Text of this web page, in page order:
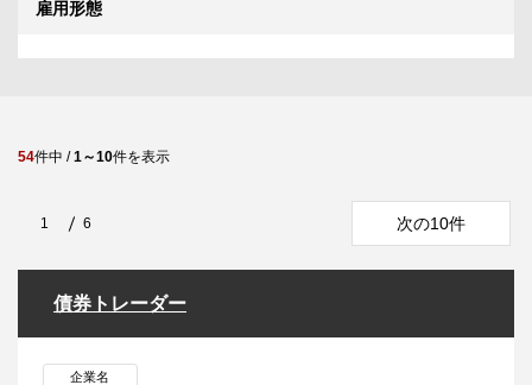
雇用形態
54件中 /1～10件を表示
1 6 次の10件
債券トレーダー
企業名